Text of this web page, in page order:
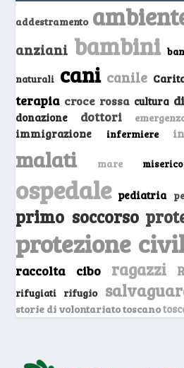
addestramento
anziani bambini
naturali cani canile
terapia croce rossa cultura
donazione dottori
immigrazione infermiere
malati mare
ospedale pediatria
primo soccorso
protezione
raccolta cibo ragazzi
rifugiati
rifugio
storie di volontariato toscano